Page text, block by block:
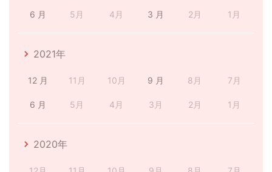
6 月 5月 4月 3 月 2月 1月
2021年
12 月 11月 10月 9 月 8月 7月
6 月 5月 4月 3月 2月 1月
2020年